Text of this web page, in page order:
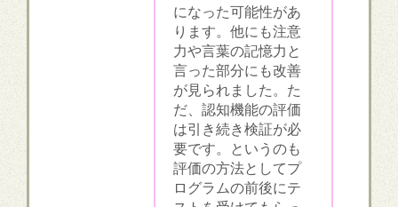
になった可能性があ
ります。他にも注意
力や言葉の記憶力と
言った部分にも改善
が見られました。た
だ、認知機能の評価
は引き続き検証が必
要です。というのも
評価の方法としてプ
ログラムの前後にテ